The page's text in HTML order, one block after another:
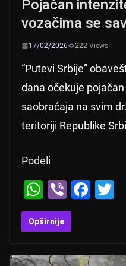
Pojačan
vozačima se
17/02/2026 222 Views
“Putevi Srbije”
dana očekuje
saobraćaja na svim
teritoriji Republike
Podeli
W
h
at
Vi
b
er
F
Opširnije